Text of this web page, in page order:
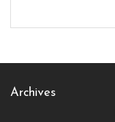
Archives